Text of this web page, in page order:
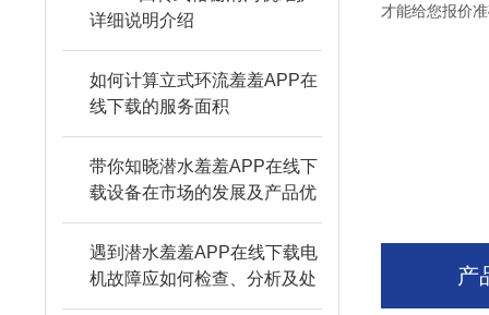
详细说明介绍
如何计算立式环流羞羞APP在
线下载的服务面积
带你知晓潜水羞羞APP在线下
载设备在市场的发展及产品优
势
遇到潜水羞羞APP在线下载电
机故障应如何检查、分析及处
理
才能给您报价准确
产